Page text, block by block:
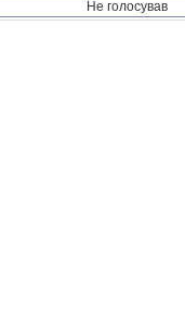
Не голосував